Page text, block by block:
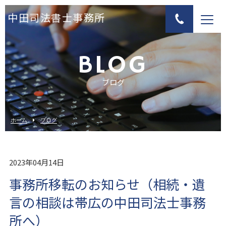
中田司法書士事務所
BLOG
ブログ
ホーム ブログ
2023年04月14日
事務所移転のお知らせ（相続・遺
言の相談は帯広の中田司法士事務
所へ）